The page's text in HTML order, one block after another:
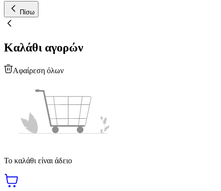
Πίσω
Καλάθι αγορών
Αφαίρεση όλων
Το καλάθι είναι άδειο